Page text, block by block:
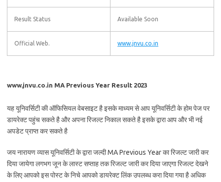
Result Status Available Soon
Official Web. www.jnvu.co.in
www.jnvu.co.in MA Previous Year Result 2023
यह यूनिवर्सिटी की ऑफिसियल वेबसाइट है इसके माध्यम से आप यूनिवर्सिटी के होम पेज पर
डायरेक्ट पहुंच सकते है और अपना रिजल्ट निकाल सकते है इसके द्वारा आप और भी नई
अपडेट प्राप्त कर सकते है
जय नारायण व्यास यूनिवर्सिटी के द्वारा जल्दी MA Previous Year का रिजल्ट जारी कर
दिया जायेगा लगभग जून के लास्ट सप्ताह तक रिजल्ट जारी कर दिया जाएगा रिजल्ट देखने
के लिए आपको इस पोस्ट के निचे आपको डायरेक्ट लिंक उपलब्ध करा दिया गया है अधिक